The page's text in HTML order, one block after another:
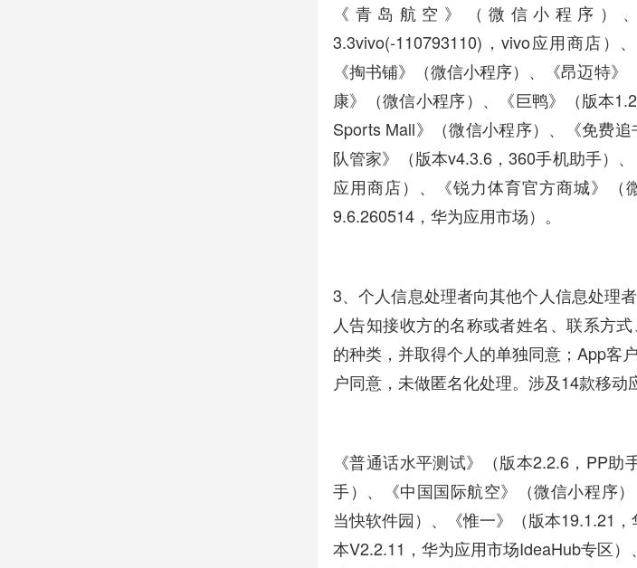
《青岛航空》（微信小程序）
3.3vivo(-110793110)，vivo应用商店）
《掏书铺》（微信小程序）、《昂迈特
康》（微信小程序）、《巨鸭》（版本
Sports Mall》（微信小程序）、《免费
队管家》（版本v4.3.6，360手机助手）
应用商店）、《锐力体育官方商城》（
9.6.260514，华为应用市场）。
3、个人信息处理者向其他个人信息处理
人告知接收方的名称或者姓名、联系方
的种类，并取得个人的单独同意；App客
户同意，未做匿名化处理。涉及14款移动
《普通话水平测试》（版本2.2.6，PP
手）、《中国国际航空》（微信小程序
当快软件园）、《惟一》（版本19.1.21
本V2.2.11，华为应用市场IdeaHub专区